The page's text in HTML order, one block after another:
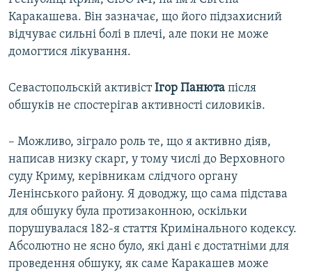
Каракашева. Він зазначає, що його підзахисний
відчуває сильні болі в плечі, але поки не може
домогтися лікування.
Cевастопольскій активістІгор Панюта після
обшуків не спостерігав активності силовиків.
– Можливо, зіграло роль те, що я активно діяв,
написав низку скарг, у тому числі до Верховного
суду Криму, керівникам слідчого органу
Ленінського району. Я доводжу, що сама підстава
для обшуку була протизаконною, оскільки
порушувалася 182-я стаття Кримінального кодексу.
Абсолютно не ясно було, які дані є достатніми для
проведення обшуку, як саме Каракашев може